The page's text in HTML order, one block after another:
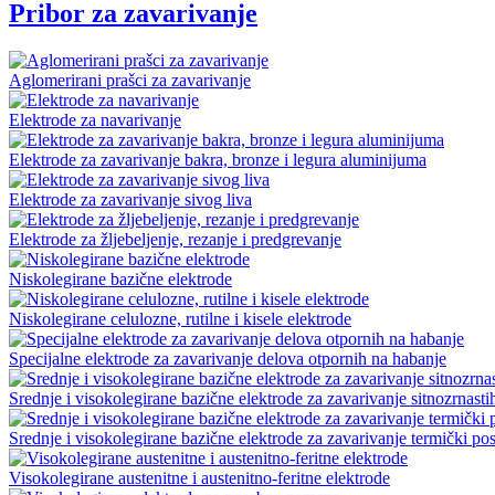
Pribor za zavarivanje
Aglomerirani prašci za zavarivanje
Elektrode za navarivanje
Elektrode za zavarivanje bakra, bronze i legura aluminijuma
Elektrode za zavarivanje sivog liva
Elektrode za žljebeljenje, rezanje i predgrevanje
Niskolegirane bazične elektrode
Niskolegirane celulozne, rutilne i kisele elektrode
Specijalne elektrode za zavarivanje delova otpornih na habanje
Srednje i visokolegirane bazične elektrode za zavarivanje
Srednje i visokolegirane bazične elektrode za zavarivanje termički
Visokolegirane austenitne i austenitno-feritne elektrode